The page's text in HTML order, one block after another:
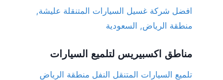
افضل شركة غسيل السيارات المتنقلة عليشة,
منطقة الرياض, السعودية
مناطق اكسبيريس لتلميع السيارات
تلميع السيارات المتنقل النفل منطقة الرياض